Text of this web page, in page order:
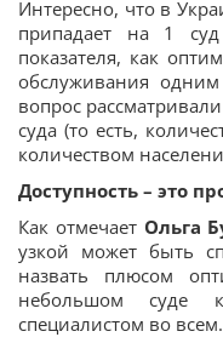
Интересно, что в
припадает на 1
показателя, как
обслуживания
вопрос
суда (то есть,
количеством
Доступность – это
Как отмечает Ольга
узкой может быть
назвать плюсом
небольшом суде
специалистом во всем.